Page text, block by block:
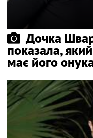
Дочка
показала,
має його